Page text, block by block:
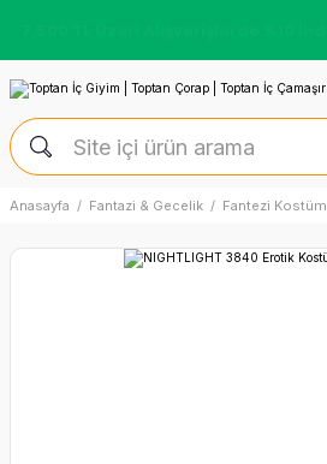
Anasayfa Fantazi & Gecelik Fantezi Kostüm